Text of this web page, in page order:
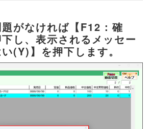
がなければ【F12：確
し、表示されるメッセー
(Y)】を押下します。